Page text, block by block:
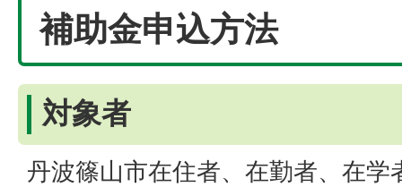
補助金申込方法
対象者
丹波篠山市在住者、在勤者、在学